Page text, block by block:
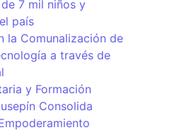
7 mil niños y
país
la Comunalización de
a través de
y Formación
Consolida